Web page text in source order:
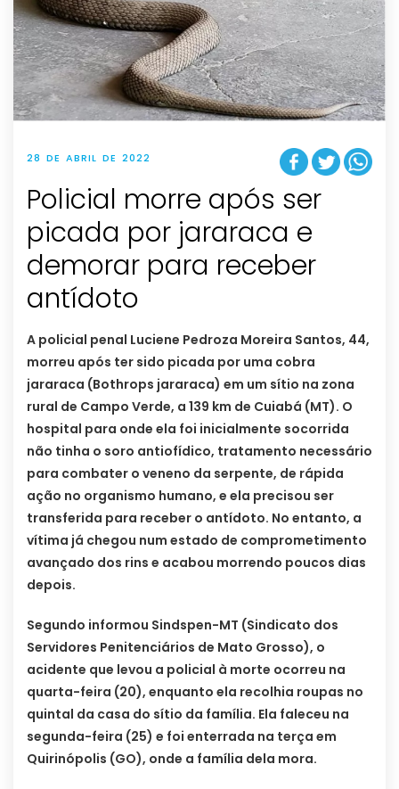
28 DE ABRIL DE 2022
Policial morre após ser
picada por jararaca e
demorar para receber
antídoto
A policial penal Luciene Pedroza Moreira Santos, 44,
morreu após ter sido picada por uma cobra
jararaca (Bothrops jararaca) em um sítio na zona
rural de Campo Verde, a 139 km de Cuiabá (MT). O
hospital para onde ela foi inicialmente socorrida
não tinha o soro antiofídico, tratamento necessário
para combater o veneno da serpente, de rápida
ação no organismo humano, e ela precisou ser
transferida para receber o antídoto. No entanto, a
vítima já chegou num estado de comprometimento
avançado dos rins e acabou morrendo poucos dias
depois.
Segundo informou Sindspen-MT (Sindicato dos
Servidores Penitenciários de Mato Grosso), o
acidente que levou a policial à morte ocorreu na
quarta-feira (20), enquanto ela recolhia roupas no
quintal da casa do sítio da família. Ela faleceu na
segunda-feira (25) e foi enterrada na terça em
Quirinópolis (GO), onde a família dela mora.